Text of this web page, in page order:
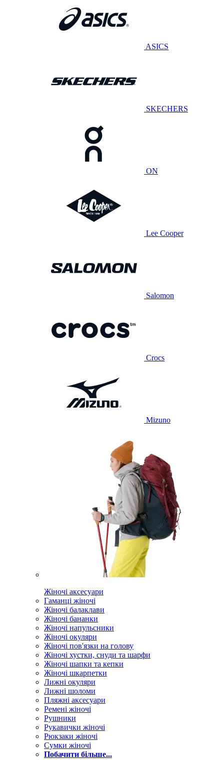
ASICS
SKECHERS
ON
Lee Cooper
Salomon
Crocs
Mizuno
Жіночі аксесуари
Гаманці жіночі
Жіночі балаклави
Жіночі бананки
Жіночі напульсники
Жіночі окуляри
Жіночі пов'язки на голову
Жіночі хустки, снуди та шарфи
Жіночі шапки та кепки
Жіночі шкарпетки
Лижні окуляри
Лижні шоломи
Пляжні аксесуари
Ремені жіночі
Рушники
Рукавички жіночі
Рюкзаки жіночі
Сумки жіночі
Побачити більше...